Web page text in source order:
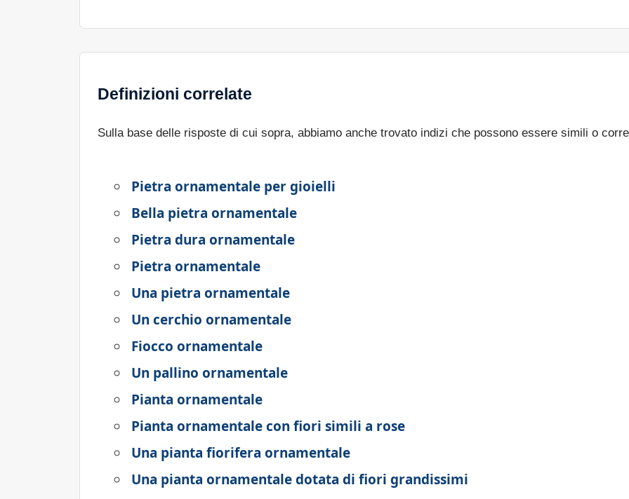
Definizioni correlate
Sulla base delle risposte di cui sopra, abbiamo anche trovato indizi che possono essere simili o
Pietra ornamentale per gioielli
Bella pietra ornamentale
Pietra dura ornamentale
Pietra ornamentale
Una pietra ornamentale
Un cerchio ornamentale
Fiocco ornamentale
Un pallino ornamentale
Pianta ornamentale
Pianta ornamentale con fiori simili a rose
Una pianta fiorifera ornamentale
Una pianta ornamentale dotata di fiori grandissimi